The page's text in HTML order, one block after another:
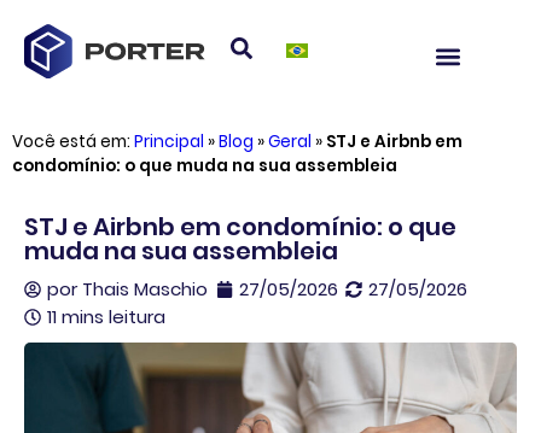
Você está em: Principal »Blog »Geral » STJ e Airbnb em
condomínio: o que muda na sua assembleia
STJ e Airbnb em condomínio: o que
muda na sua assembleia
porThais Maschio 27/05/2026
27/05/2026
11 mins leitura